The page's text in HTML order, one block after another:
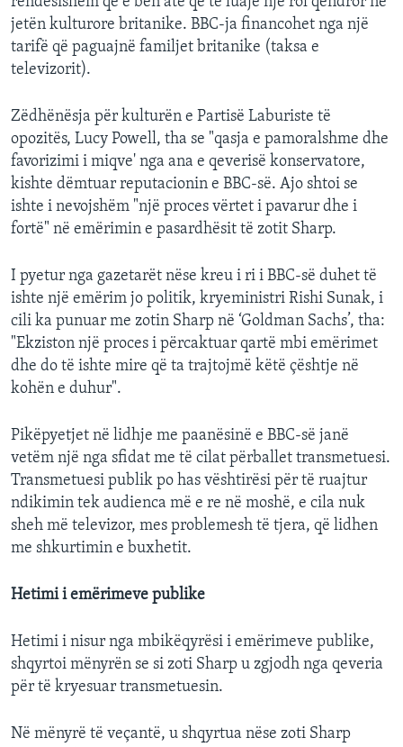
jetën kulturore britanike. BBC-ja financohet nga një
tarifë që paguajnë familjet britanike (taksa e
televizorit).
Zëdhënësja për kulturën e Partisë Laburiste të
opozitës, Lucy Powell, tha se "qasja e pamoralshme dhe
favorizimi i miqve' nga ana e qeverisë konservatore,
kishte dëmtuar reputacionin e BBC-së. Ajo shtoi se
ishte i nevojshëm "një proces vërtet i pavarur dhe i
fortë" në emërimin e pasardhësit të zotit Sharp.
I pyetur nga gazetarët nëse kreu i ri i BBC-së duhet të
ishte një emërim jo politik, kryeministri Rishi Sunak, i
cili ka punuar me zotin Sharp në ‘Goldman Sachs’, tha:
"Ekziston një proces i përcaktuar qartë mbi emërimet
dhe do të ishte mire që ta trajtojmë këtë çështje në
kohën e duhur".
Pikëpyetjet në lidhje me paanësinë e BBC-së janë
vetëm një nga sfidat me të cilat përballet transmetuesi.
Transmetuesi publik po has vështirësi për të ruajtur
ndikimin tek audienca më e re në moshë, e cila nuk
sheh më televizor, mes problemesh të tjera, që lidhen
me shkurtimin e buxhetit.
Hetimi i emërimeve publike
Hetimi i nisur nga mbikëqyrësi i emërimeve publike,
shqyrtoi mënyrën se si zoti Sharp u zgjodh nga qeveria
për të kryesuar transmetuesin.
Në mënyrë të veçantë, u shqyrtua nëse zoti Sharp